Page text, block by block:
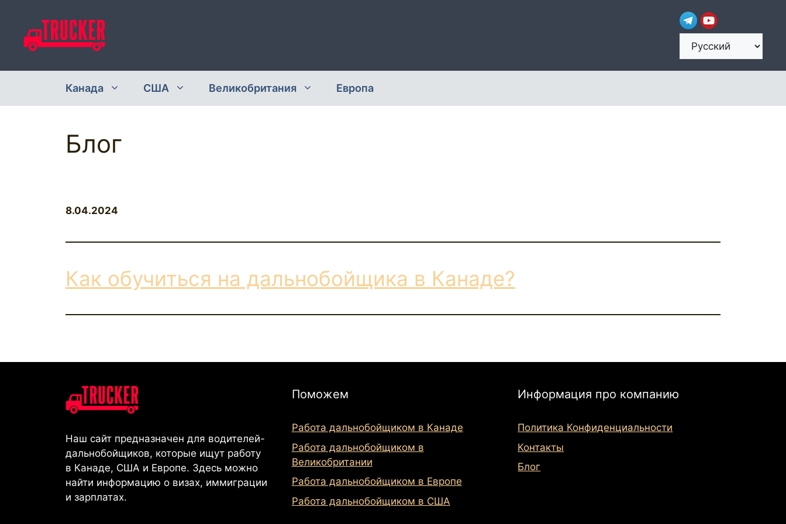
содержимому
Выбрать
язык
Канада США Великобритания Европа
Блог
8.04.2024
Как обучиться на дальнобойщика в Канаде?
Наш сайт предназначен для водителей-
дальнобойщиков, которые ищут работу
в Канаде, США и Европе. Здесь можно
найти информацию о визах, иммиграции
и зарплатах.
Поможем
Работа дальнобойщиком в Канаде
Работа дальнобойщиком в
Великобритании
Работа дальнобойщиком в Европе
Работа дальнобойщиком в США
Информация про компанию
Политика Конфиденциальности
Контакты
Блог